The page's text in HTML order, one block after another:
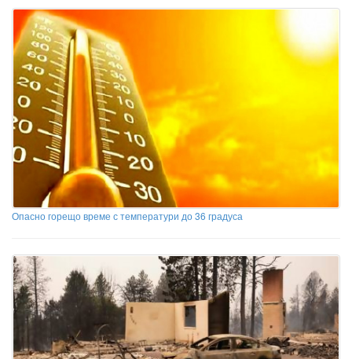
Опасно горещо време с температури до 36 градуса